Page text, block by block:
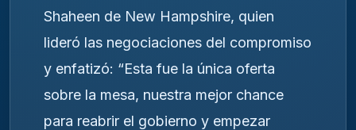
Shaheen de New Hampshire, quien
lideró las negociaciones del compromiso
y enfatizó: “Esta fue la única oferta
sobre la mesa, nuestra mejor chance
para reabrir el gobierno y empezar